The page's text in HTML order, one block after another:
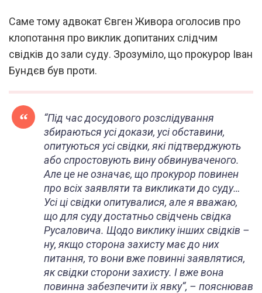
Саме тому адвокат Євген Живора оголосив про
клопотання про виклик допитаних слідчим
свідків до зали суду. Зрозуміло, що прокурор Іван
Бундєв був проти.
“Під час досудового розслідування
збираються усі докази, усі обставини,
опитуються усі свідки, які підтверджують
або спростовують вину обвинуваченого.
Але це не означає, що прокурор повинен
про всіх заявляти та викликати до суду…
Усі ці свідки опитувалися, але я вважаю,
що для суду достатньо свідчень свідка
Русаловича. Щодо виклику інших свідків –
ну, якщо сторона захисту має до них
питання, то вони вже повинні заявлятися,
як свідки сторони захисту. І вже вона
повинна забезпечити їх явку“, – пояснював